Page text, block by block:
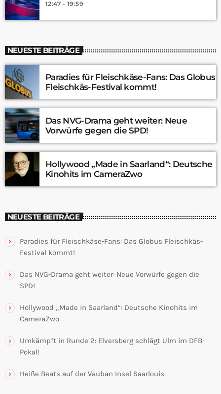
12:47 - 19:59
NEUESTE BEITRÄGE
Paradies für Fleischkäse-Fans: Das Globus
Fleischkäs-Festival kommt!
Das NVG-Drama geht weiter: Neue
Vorwürfe gegen die SPD!
Hollywood „Made in Saarland“: Deutsche
Kinohits im CameraZwo
NEUESTE BEITRÄGE
Paradies für Fleischkäse-Fans: Das Globus Fleischkäs-
Festival kommt!
Das NVG-Drama geht weiter: Neue Vorwürfe gegen die
SPD!
Hollywood „Made in Saarland“: Deutsche Kinohits im
CameraZwo
Umkämpft in Runde 2: Elversberg schlägt Ulm im DFB-
Pokal!
Heiße Beats auf der Vauban Insel Saarlouis